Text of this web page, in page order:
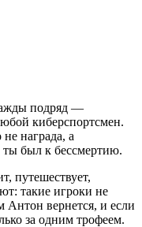
подряд —
киберспортсмен.
награда, а
ты был к бессмертию.
путешествует,
такие игроки не
Антон вернется, и если
за одним трофеем.